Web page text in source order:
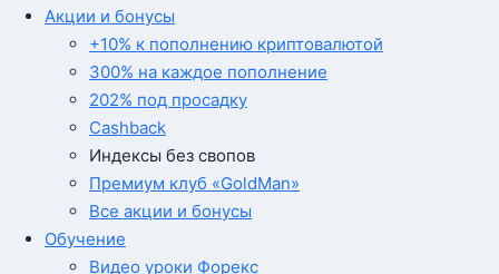
Акции и бонусы
+10% к пополнению криптовалютой
300% на каждое пополнение
202% под просадку
Cashback
Индексы без свопов
Премиум клуб «GoldMan»
Все акции и бонусы
Обучение
Видео уроки Форекс